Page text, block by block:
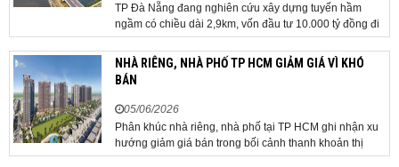
TP Đà Nẵng đang nghiên cứu xây dựng tuyến hầm
ngầm có chiều dài 2,9km, vốn đầu tư 10.000 tỷ đồng đi
qua sân bay quốc tế. TP Đà Nẵng đang nghiên cứu một
phương án hạ tầng mang tính đột phá khi đề xuất xây
dựng tuyến hầm ngầm xuyên qua khu vực sân...
NHÀ RIÊNG, NHÀ PHỐ TP HCM GIẢM GIÁ VÌ KHÓ
BÁN
05/06/2026
Phân khúc nhà riêng, nhà phố tại TP HCM ghi nhận xu
hướng giảm giá bán trong bối cảnh thanh khoản thị
trường suy yếu, người mua thận trọng. Sau hơn 5 tháng